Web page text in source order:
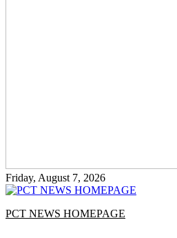
Friday, August 7, 2026
PCT NEWS HOMEPAGE